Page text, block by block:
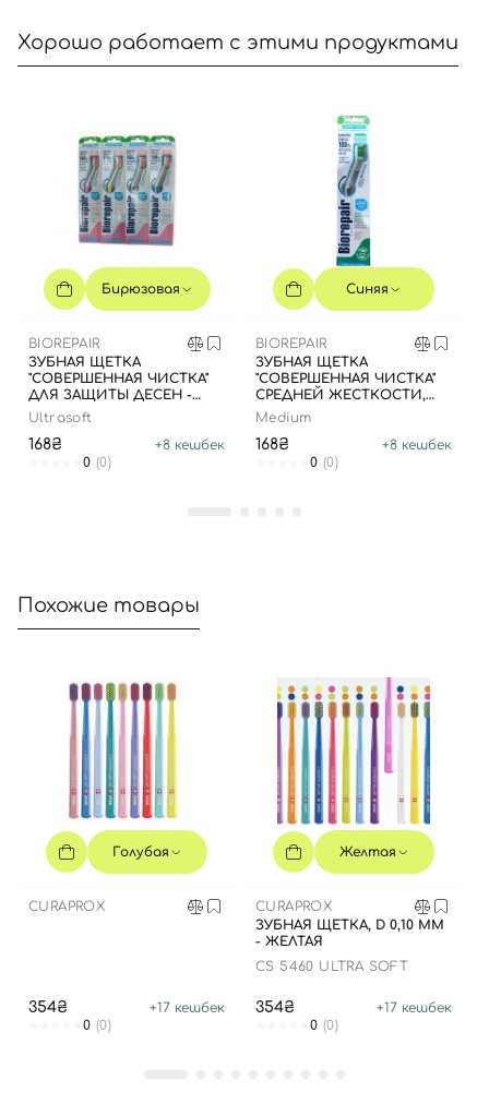
Хорошо работает с этими продуктами
Бирюзовая
BIOREPAIR
ЗУБНАЯ ЩЕТКА
"СОВЕРШЕННАЯ ЧИСТКА"
ДЛЯ ЗАЩИТЫ ДЕСЕН -
БИРЮЗОВАЯ
Ultrasoft
168₴ +8 кешбек
0 (0)
Синяя
BIOREPAIR
ЗУБНАЯ ЩЕТКА
"СОВЕРШЕННАЯ ЧИСТКА"
СРЕДНЕЙ ЖЕСТКОСТИ,
ДЛЯ ЕЖЕДНЕВНОГО
Medium
168₴ +8 кешбек
0 (0)
Похожие товары
Голубая
CURAPROX
354₴ +17 кешбек
0 (0)
Желтая
CURAPROX
ЗУБНАЯ ЩЕТКА, D 0,10 ММ
- ЖЕЛТАЯ
CS 5460 ULTRA SOFT
354₴ +17 кешбек
0 (0)
Вход Регистрация
Отправляя форму для авторизации/регистрации, вы
принимаете условияПользовательские соглашения
Далее